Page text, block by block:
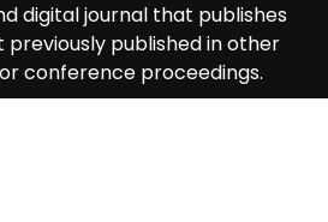
digital journal that publishes
previously published in other
conference proceedings.